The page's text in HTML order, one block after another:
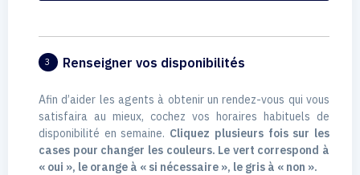
3 Renseigner vos disponibilités
Afin d’aider les agents à obtenir un rendez-vous qui vous
satisfaira au mieux, cochez vos horaires habituels de
disponibilité en semaine. Cliquez plusieurs fois sur les
cases pour changer les couleurs. Le vert correspond à
« oui », le orange à « si nécessaire », le gris à « non ».